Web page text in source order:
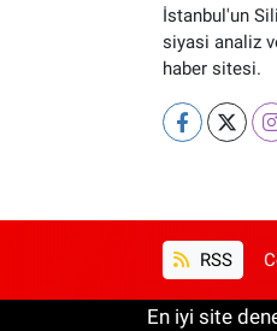
İstanbul'un
siyasi analiz
haber sitesi.
RSS
En iyi site